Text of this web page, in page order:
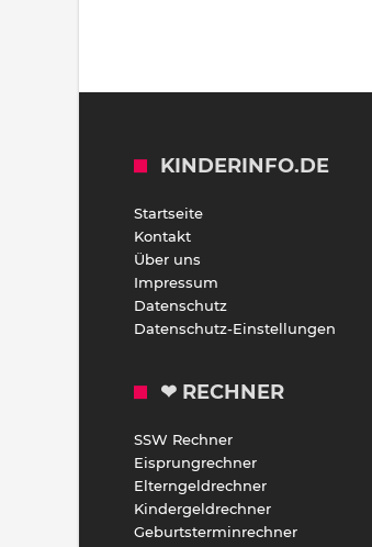
KINDERINFO.DE
Startseite
Kontakt
Über uns
Impressum
Datenschutz
Datenschutz-Einstellungen
❤ RECHNER
SSW Rechner
Eisprungrechner
Elterngeldrechner
Kindergeldrechner
Geburtsterminrechner